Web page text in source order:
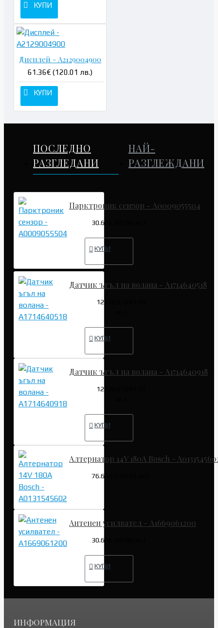
КУПИ
Дисплей - A2129004900
61.36€ (120.01 лв.)
КУПИ
ПОСЛЕДНО
РАЗГЛЕДАНИ
НАЙ-
РАЗГЛЕЖДАНИ
Парктроник сензор - A0009055504
30.68€ (60.00 лв.)
КУПИ
Датчик ъгъл на волана - A1714640518
127.82€ (249.99
КУПИ
Датчик ъгъл на волана - A1714640918
127.82€ (249.99
КУПИ
Алтернатор 14V 180A Bosch -
76.69€ (149.99 лв.)
Антенен усилвател - A1669061200
30.68€ (60.00 лв.)
КУПИ
ИНФОРМАЦИЯ